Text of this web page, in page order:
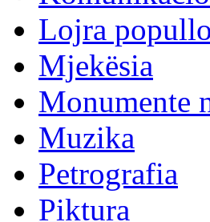
Lojra
Mjekësia
Monumente
Muzika
Petrografia
Piktura